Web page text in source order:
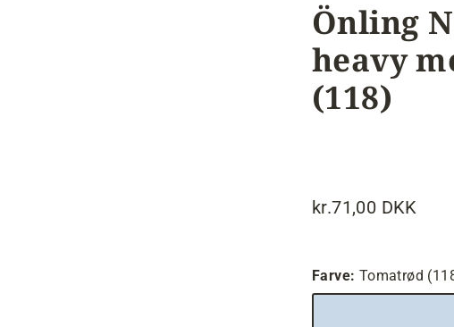
Önling
heavy
(118)
Normalpris
kr.71,00 DKK
Farve: Tomatrød